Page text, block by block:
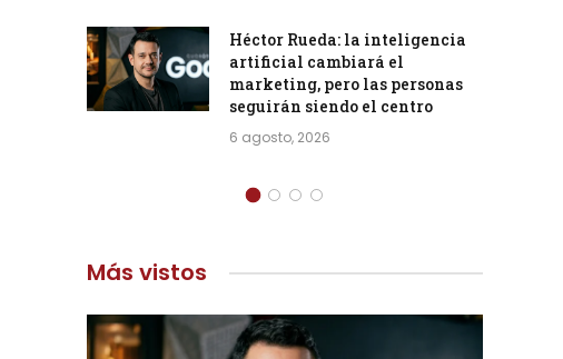
Héctor Rueda: la inteligencia
artificial cambiará el
marketing, pero las personas
seguirán siendo el centro
6 agosto, 2026
Más vistos